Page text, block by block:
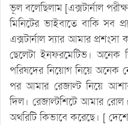
ভূল বলেছিলাম [এক্সটার্নাল
মিনিটের ভাইবাতে বাকি সব
এক্সটার্নাল স্যার আমার প্রশংসা
ছেলেটা ইনফরমেটিভ। অনেক
পরিষদের নিয়োগ নিয়ে অনেক
পর আমার রেজাল্ট নিয়ে
দিল। রেজাল্টশিটে আমার রোল
অথরিটি কিভাবে করেছে। [